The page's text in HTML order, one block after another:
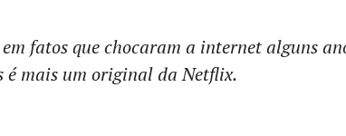
em fatos que chocaram a internet alguns
é mais um original da Netflix.